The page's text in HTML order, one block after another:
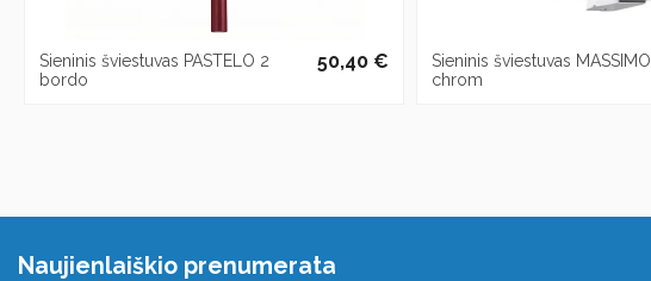
Sieninis šviestuvas PASTELO 2
bordo
50,40 €
Sieninis šviestuvas MASSIMO
chrom
Naujienlaiškio prenumerata